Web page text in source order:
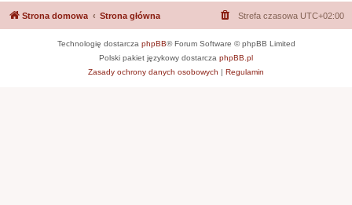
Strona domowa Strona główna Strefa czasowa UTC+02:00
Technologię dostarcza phpBB® Forum Software © phpBB Limited
Polski pakiet językowy dostarcza phpBB.pl
Zasady ochrony danych osobowych | Regulamin